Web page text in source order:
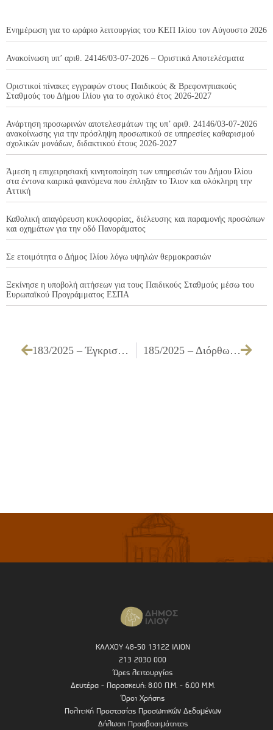
Ενημέρωση για το ωράριο λειτουργίας του ΚΕΠ Ιλίου τον Αύγουστο 2026
Ανακοίνωση υπ’ αριθ. 24146/03-07-2026 – Οριστικά Αποτελέσματα
Οριστικοί πίνακες εγγραφών στους Παιδικούς & Βρεφονηπιακούς
Σταθμούς του Δήμου Ιλίου για το σχολικό έτος 2026-2027
Ανάρτηση προσωρινών αποτελεσμάτων της υπ’ αριθ. 24146/03-07-2026
ανακοίνωσης για την πρόσληψη προσωπικού σε υπηρεσίες καθαρισμού
σχολικών μονάδων, διδακτικού έτους 2026-2027
Άμεση η επιχειρησιακή κινητοποίηση των υπηρεσιών του Δήμου Ιλίου
στα έντονα καιρικά φαινόμενα που έπληξαν το Ίλιον και ολόκληρη την
Αττική
Καθολική απαγόρευση κυκλοφορίας, διέλευσης και παραμονής προσώπων
και οχημάτων για την οδό Πανοράματος
Σε ετοιμότητα ο Δήμος Ιλίου λόγω υψηλών θερμοκρασιών
Ξεκίνησε η υποβολή αιτήσεων για τους Παιδικούς Σταθμούς μέσω του
Ευρωπαϊκού Προγράμματος ΕΣΠΑ
183/2025 – Έγκριση προσκύρωσης τμήματος παλαιάς καταργηθείσης οδού στην ιδιοκτησία ΑΝΔΡΕΟΥ ΜΑΡΙΑΣ και ΚΟΥΡΝΙΑΤΗ ΑΝΝΑΣ που βρίσκεται επί των οδών Μ. ΑΛΕΞΑΝΔΡΟΥ και ΗΡΟΔΟΤΟΥ – Ο.Τ. 1070 – περιοχής ΜΙΧΕΛΗ 185/2025 – Διόρθωση της υπ’ αριθ. 153/2025 Απόφασης Δ.Σ. (Περί μεταβίβασης προσκυρωτέου τμήματος επί των οδών Αλαμάνας και Θερμοπυλών – Ο.Τ. 417 περιοχής ΑΓ. ΦΑΝΟΥΡΙΟΥ) ως προς το ποσό της υποχρέωσης της Δημόσιας Επιχείρησης Ηλεκτρισμού Α.Ε.
ΚΑΛΧΟΥ 48-50 13122 ΙΛΙΟΝ
213 2030 000
Ώρες λειτουργίας
Δευτέρα - Παρασκευή: 8.00 Π.Μ. - 6.00 Μ.Μ.
Όροι Χρήσης
Πολιτική Προστασίας Προσωπικών Δεδομένων
Δήλωση Προσβασιμότητας